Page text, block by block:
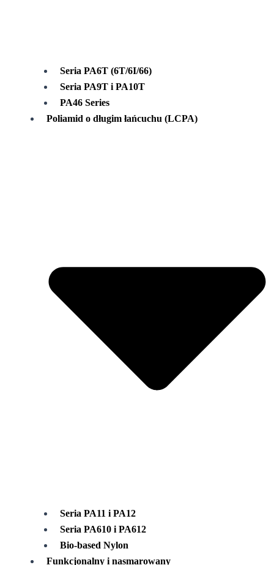
Seria PA6T (6T/6I/66)
Seria PA9T i PA10T
PA46 Series
Poliamid o długim łańcuchu (LCPA)
Seria PA11 i PA12
Seria PA610 i PA612
Bio-based Nylon
Funkcjonalny i nasmarowany